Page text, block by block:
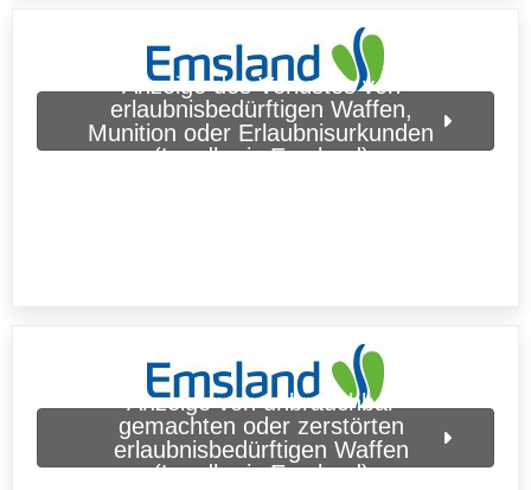
Anzeige des Verlustes von
erlaubnisbedürftigen Waffen,
Munition oder Erlaubnisurkunden
(Landkreis Emsland)
Anzeige von unbrauchbar
gemachten oder zerstörten
erlaubnisbedürftigen Waffen
(Landkreis Emsland)